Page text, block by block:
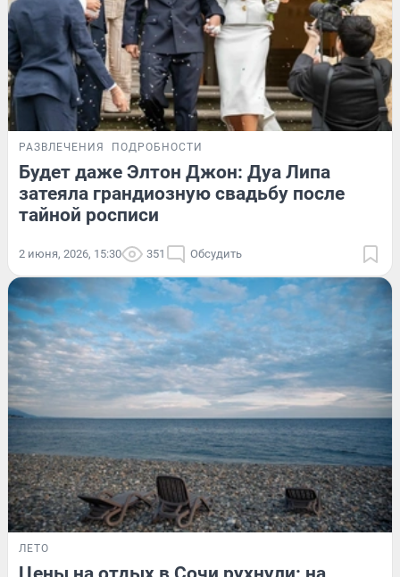
РАЗВЛЕЧЕНИЯ ПОДРОБНОСТИ
Будет даже Элтон Джон: Дуа Липа
затеяла грандиозную свадьбу после
тайной росписи
2 июня, 2026, 15:30 351 Обсудить
ЛЕТО